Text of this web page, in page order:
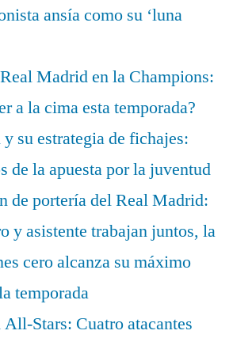
ansía como su ‘luna
Madrid en la Champions:
a la cima esta temporada?
su estrategia de fichajes:
de la apuesta por la juventud
de portería del Real Madrid:
y asistente trabajan juntos, la
cero alcanza su máximo
temporada
Stars: Cuatro atacantes